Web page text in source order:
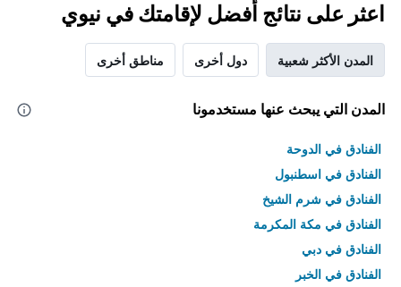
اعثر على نتائج أفضل لإقامتك في نيوي
المدن الأكثر شعبية دول أخرى مناطق أخرى
المدن التي يبحث عنها مستخدمونا
الفنادق في الدوحة
الفنادق في اسطنبول
الفنادق في شرم الشيخ
الفنادق في مكة المكرمة
الفنادق في دبي
الفنادق في الخبر